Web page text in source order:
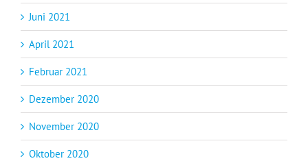
Juni 2021
April 2021
Februar 2021
Dezember 2020
November 2020
Oktober 2020